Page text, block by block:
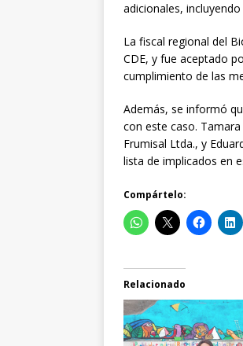
adicionales,
La fiscal regional del
CDE, y fue aceptado
cumplimiento de las
Además, se informó
con este caso.
Frumisal Ltda., y
lista de implicados en
Compártelo:
Relacionado